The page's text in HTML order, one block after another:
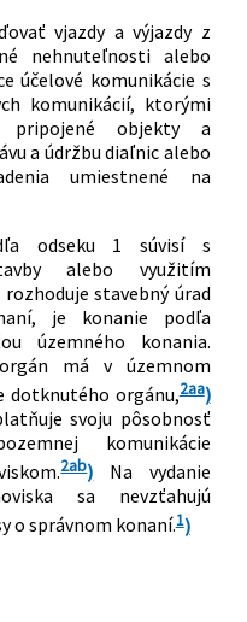
vjazdy a výjazdy z
nehnuteľnosti alebo
účelové komunikácie s
komunikácií, ktorými
objekty a
a údržbu diaľnic alebo
umiestnené na
odseku 1 súvisí s
alebo využitím
stavebný úrad
je konanie podľa
územného konania.
má v územnom
dotknutého orgánu,2aa)
svoju pôsobnosť
komunikácie
2ab) Na vydanie
sa nevzťahujú
o správnom konaní.1)